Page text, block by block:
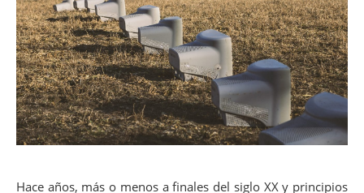
Hace años, más o menos a finales del siglo XX y principios